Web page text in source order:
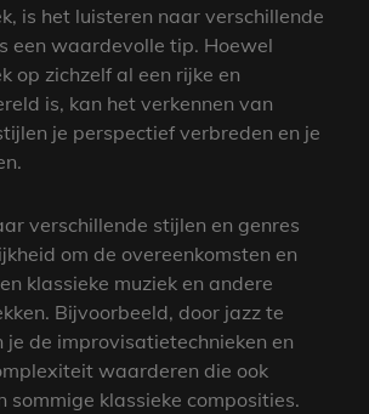
is het luisteren naar verschillende
een waardevolle tip. Hoewel
op zichzelf al een rijke en
is, kan het verkennen van
je perspectief verbreden en je
verschillende stijlen en genres
om de overeenkomsten en
klassieke muziek en andere
Bijvoorbeeld, door jazz te
je de improvisatietechnieken en
waarderen die ook
sommige klassieke composities.